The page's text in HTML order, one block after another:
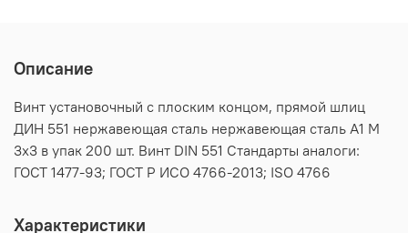
Описание
Винт установочный с плоским концом, прямой шлиц
ДИН 551 нержавеющая сталь нержавеющая сталь А1 M
3х3 в упак 200 шт. Винт DIN 551 Стандарты аналоги:
ГОСТ 1477-93; ГОСТ Р ИСО 4766-2013; ISO 4766
Характеристики